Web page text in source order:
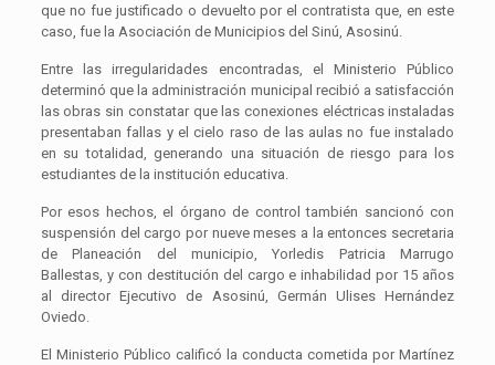
que no fue justificado o devuelto por el contratista que, en este
caso, fue la Asociación de Municipios del Sinú, Asosinú.
Entre las irregularidades encontradas, el Ministerio Público
determinó que la administración municipal recibió a satisfacción
las obras sin constatar que las conexiones eléctricas instaladas
presentaban fallas y el cielo raso de las aulas no fue instalado
en su totalidad, generando una situación de riesgo para los
estudiantes de la institución educativa.
Por esos hechos, el órgano de control también sancionó con
suspensión del cargo por nueve meses a la entonces secretaria
de Planeación del municipio, Yorledis Patricia Marrugo
Ballestas, y con destitución del cargo e inhabilidad por 15 años
al director Ejecutivo de Asosinú, Germán Ulises Hernández
Oviedo.
El Ministerio Público calificó la conducta cometida por Martínez